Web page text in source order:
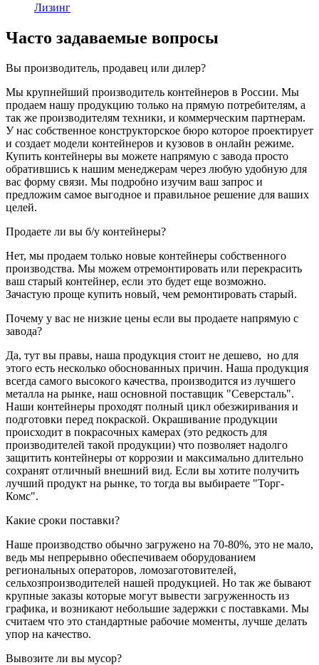
Лизинг
Часто задаваемые вопросы
Вы производитель, продавец или дилер?
Мы крупнейший производитель контейнеров в России. Мы
продаем нашу продукцию только на прямую потребителям, а
так же производителям техники, и коммерческим партнерам.
У нас собственное конструкторское бюро которое проектирует
и создает модели контейнеров и кузовов в онлайн режиме.
Купить контейнеры вы можете напрямую с завода просто
обратившись к нашим менеджерам через любую удобную для
вас форму связи. Мы подробно изучим ваш запрос и
предложим самое выгодное и правильное решение для ваших
целей.
Продаете ли вы б/у контейнеры?
Нет, мы продаем только новые контейнеры собственного
производства. Мы можем отремонтировать или перекрасить
ваш старый контейнер, если это будет еще возможно.
Зачастую проще купить новый, чем ремонтировать старый.
Почему у вас не низкие цены если вы продаете напрямую с
завода?
Да, тут вы правы, наша продукция стоит не дешево, но для
этого есть несколько обоснованных причин. Наша продукция
всегда самого высокого качества, производится из лучшего
металла на рынке, наш основной поставщик "Северсталь".
Наши контейнеры проходят полный цикл обезжиривания и
подготовки перед покраской. Окрашивание продукции
происходит в покрасочных камерах (это редкость для
производителей такой продукции) что позволяет надолго
защитить контейнеры от коррозии и максимально длительно
сохранят отличный внешний вид. Если вы хотите получить
лучший продукт на рынке, то тогда вы выбираете "Торг-
Комс".
Какие сроки поставки?
Наше производство обычно загружено на 70-80%, это не мало,
ведь мы непрерывно обеспечиваем оборудованием
региональных операторов, ломозаготовителей,
сельхозпроизводителей нашей продукцией. Но так же бывают
крупные заказы которые могут вывести загруженность из
графика, и возникают небольшие задержки с поставками. Мы
считаем что это стандартные рабочие моменты, лучше делать
упор на качество.
Вывозите ли вы мусор?